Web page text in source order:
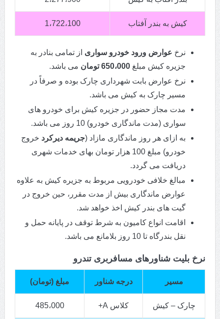
کیش به بندر آفتاب 1،722،100
نرخ عوارض ورود خودرو سواری از تمامی بنادر به
جزیره کیش مبلغ 650،000 تومان
می باشد.
نرخ عوارض بابت شهرداری چارک بوده و صرفاً در
مسیر چارک به کیش می باشد.
مدت مجاز حضور در جزیره کیش برای خودرو های
سواری (مدت ماندگاری خودرو) 10 روز می باشد.
به ازای هر روز ماندگاری مازاد (جریمه دیرکرد خروج
خودرو) مبلغ 100 هزار تومان بهای خدمات شهری
دریافت می گردد.
مبالغ خلافی خودرویی مربوط به جزیره کیش به علاوه
عوارض ماندگاری بیش از مدت مقرر، حین خروج در
گیت های بندر کیش اخذ خواهد شد.
اقامت انواع کامیون به شرط توقف در پایانه حمل و
نقل بندرگاه تا 10 روز بلامانع می باشد.
نرخ بلیت شناورهای مسافربری تندرو
مسیر درجه شناور مبلغ (تومان)
چارک – کیش کلاس A+ 485،000